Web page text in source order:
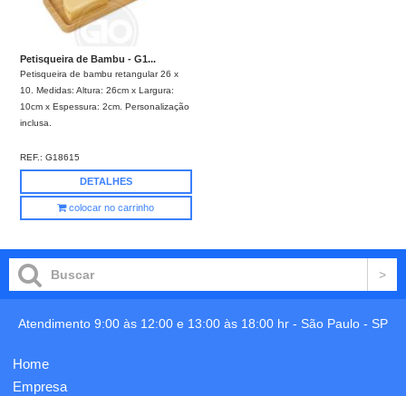
Petisqueira de Bambu - G1...
Petisqueira de bambu retangular 26 x
10. Medidas: Altura: 26cm x Largura:
10cm x Espessura: 2cm. Personalização
inclusa.
REF.:G18615
DETALHES
colocar no carrinho
Atendimento 9:00 às 12:00 e 13:00 às 18:00 hr - São Paulo - SP
Home
Empresa